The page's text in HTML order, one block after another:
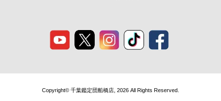
Copyright© 千葉鑑定団船橋店, 2026 All Rights Reserved.